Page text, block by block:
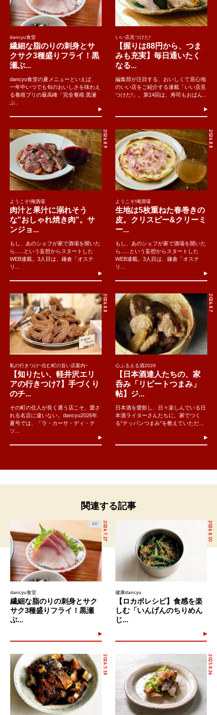
dancyu食堂
繊細な脂のりの刺身とサ
クサク3種盛りフライ！黒
瀬ぶ...
dancyu食堂の夏メニューといえば、
一年中いつでも旬のおいしさを味わえ
る養殖ブリの最高峰「完全養殖 黒瀬
ぶ..
いい店見つけた!
【握りは88円から、つま
みも充実】毎日通いたく
なる...
編集部が注目する、おいしくて居心地
のいい店をご紹介する連載「いい店見
つけた!」。第14回は、寿司もおばん..
2026.8.9
ようこそ!俺酒場
肉汁と果汁に溺れそう
な"おしゃれ焼き肉"。サ
ンジョ...
もし、あのシェフが家で酒場を開いた
ら......という妄想からスタートした
WEB連載。3人目は、鎌倉「オステ
リ...
2026.8.8
ようこそ!俺酒場
生地は5枚重ねた春巻きの
皮。クリスピー&クリーミ
ー...
もし、あのシェフが家で酒場を開いた
ら......という妄想からスタートした
WEB連載。3人目は、鎌倉「オステ
リ...
2026.8.8
私の行きつけ~住む町の旨い店案内~
【知りたい、軽井沢エリ
アの行きつけ7】手づくり
のチ...
その町の住人が長く通う店こそ、愛さ
れる名店に違いない。dancyu2026年
夏号では、「ラ・カーサ・ディ・テ
ツ...
2026.8.7
心ふるえる酒2026
【日本酒達人たちの、家
呑み「リピートつまみ」
帖】ジ...
日本酒を愛飲し、日々楽しんでいる日
本酒ライターさんたちに、家でつく
る“テッパンつまみ”を教えていただ...
関連する記事
2026.7.27
AD
dancyu食堂
繊細な脂のりの刺身とサク
サク3種盛りフライ！黒瀬
ぶ...
2026.8.10
健康dancyu
【ロカボレシピ】食感を楽
しむ「いんげんのちりめん
じ...
2026.5.18 2025.8.26